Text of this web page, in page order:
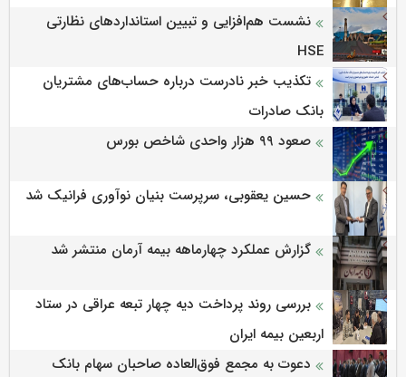
نشست هم‌افزایی و تبیین استانداردهای نظارتی
HSE
تکذیب خبر نادرست درباره حساب‌های مشتریان
بانک صادرات
صعود ۹۹ هزار واحدی شاخص بورس
حسین یعقوبی، سرپرست بنیان نوآوری فرانیک شد
گزارش عملکرد چهارماهه بیمه آرمان منتشر شد
بررسی روند پرداخت دیه چهار تبعه عراقی در ستاد
اربعین بیمه ایران
دعوت به مجمع فوق‌العاده صاحبان سهام بانک